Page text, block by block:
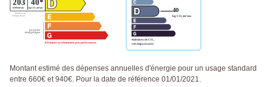
Montant estimé des dépenses annuelles d'énergie pour un usage standard
entre 660€ et 940€. Pour la date de référence 01/01/2021.